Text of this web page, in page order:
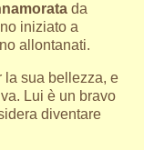
da
iniziato a
allontanati.
la sua bellezza, e
Lui è un bravo
diventare